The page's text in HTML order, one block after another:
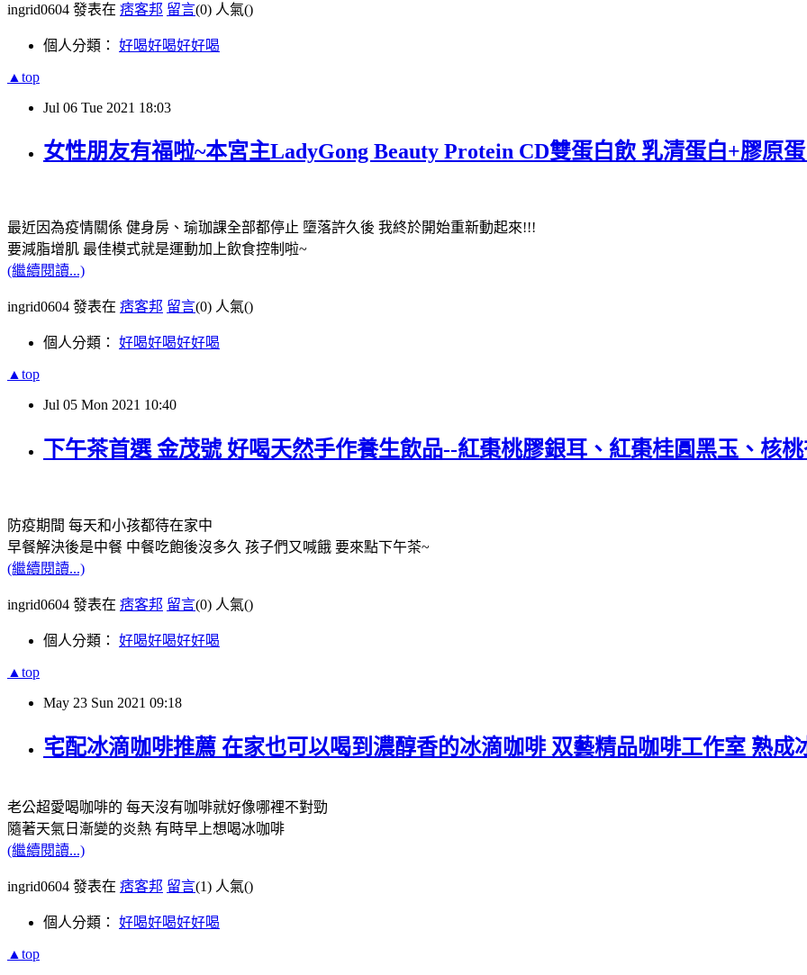
ingrid0604 發表在 痞客邦 留言(0) 人氣()
個人分類： 好喝好喝好好喝
▲top
Jul 06 Tue 2021 18:03
女性朋友有福啦~本宮主LadyGong Beauty Protein CD雙蛋白飲 乳清蛋白+膠原
最近因為疫情關係 健身房、瑜珈課全部都停止 墮落許久後 我終於開始重新動起來!!!
要減脂增肌 最佳模式就是運動加上飲食控制啦~
(繼續閱讀...)
ingrid0604 發表在 痞客邦 留言(0) 人氣()
個人分類： 好喝好喝好好喝
▲top
Jul 05 Mon 2021 10:40
下午茶首選 金茂號 好喝天然手作養生飲品--紅棗桃膠銀耳、紅棗桂圓黑玉、核
防疫期間 每天和小孩都待在家中
早餐解決後是中餐 中餐吃飽後沒多久 孩子們又喊餓 要來點下午茶~
(繼續閱讀...)
ingrid0604 發表在 痞客邦 留言(0) 人氣()
個人分類： 好喝好喝好好喝
▲top
May 23 Sun 2021 09:18
宅配冰滴咖啡推薦 在家也可以喝到濃醇香的冰滴咖啡 双藝精品咖啡工作室 熟成
老公超愛喝咖啡的 每天沒有咖啡就好像哪裡不對勁
隨著天氣日漸變的炎熱 有時早上想喝冰咖啡
(繼續閱讀...)
ingrid0604 發表在 痞客邦 留言(1) 人氣()
個人分類： 好喝好喝好好喝
▲top